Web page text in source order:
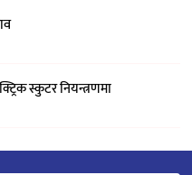
स्कुटर नियन्त्रणमा